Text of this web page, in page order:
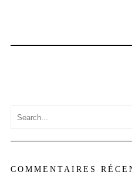
COMMENTAIRES